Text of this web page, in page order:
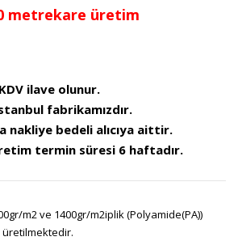
metrekare üretim
ilave olunur.
fabrikamızdır.
nakliye bedeli alıcıya aittir.
termin süresi 6 haftadır.
m2 ve 1400gr/m2iplik (Polyamide(PA))
üretilmektedir.